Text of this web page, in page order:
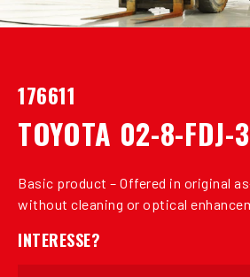
176611
TOYOTA 02-8-FDJ-
Basic product – Offered in original
without cleaning or optical
INTERESSE?